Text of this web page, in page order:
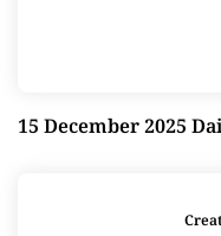
15 December 2025